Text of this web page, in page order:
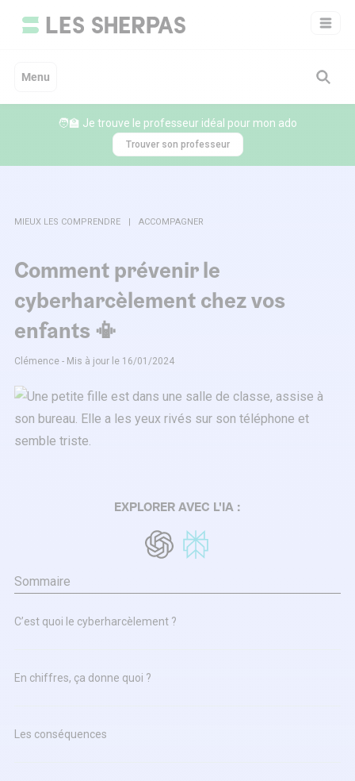
Menu
🧑‍🏫 Je trouve le professeur idéal pour mon ado
Trouver son professeur
MIEUX LES COMPRENDRE ACCOMPAGNER
Comment prévenir le
cyberharcèlement chez vos
enfants 📳
Clémence - Mis à jour le 16/01/2024
EXPLORER AVEC L'IA :
Sommaire
C’est quoi le cyberharcèlement ?
En chiffres, ça donne quoi ?
Les conséquences